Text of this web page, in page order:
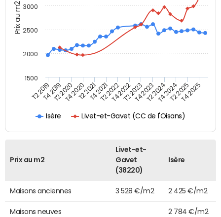
Prix au m2
Isère Livet-et-Gavet (CC de l'Oisans)
T2 2019T4 2019T2 2020T4 2020T2 2021T4 2021T2 2022T4 2022T2 2023T4 2023T2 2024T4 2024T2 2025T4 2025
1500
2000
2500
3000
Prix au m2
Livet-et-
Gavet
(38220)
Isère
Maisons anciennes 3 528 €/m2 2 425 €/m2
Maisons neuves 2 784 €/m2